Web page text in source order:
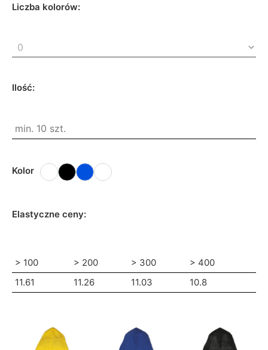
Liczba kolorów:
Ilość:
Kolor
Elastyczne ceny:
> 100 > 200 > 300
> 400
11.61
11.26 11.03 10.8